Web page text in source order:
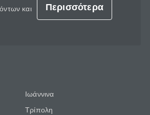
και
Περισσότερα
Ιωάννινα
Τρίπολη